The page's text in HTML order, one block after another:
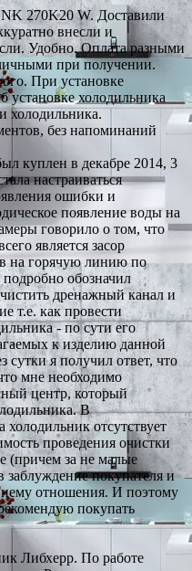
270K20 W. Доставили
внесли и
Удобно. Оплата разными
при получении.
При установке
холодильника
холодильника.
без напоминаний
куплен в декабре 2014, 3
настраиваться
ошибки и
появление воды на
говорило о том, что
является засор
на горячую линию по
обозначил
дренажный канал и
т.е. как провести
- по сути его
к изделию данной
я получил ответ, что
мне необходимо
центр, который
В
отсутствует
проведения очистки
(причем за не малые
заблуждение покупателя и
отношения. И поэтому
покупать
Либхерр. По работе